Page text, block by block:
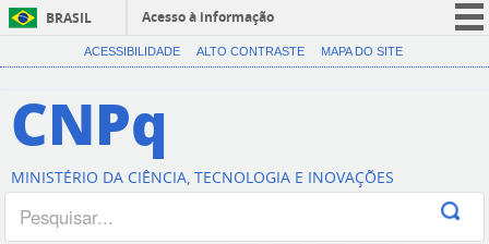
BRASIL
Acesso à informação
CORONAVÍRUS (COVID-19)
Canais
ACESSIBILIDADE ALTO CONTRASTE MAPA DO SITE
CNPq
MINISTÉRIO DA CIÊNCIA, TECNOLOGIA E INOVAÇÕES